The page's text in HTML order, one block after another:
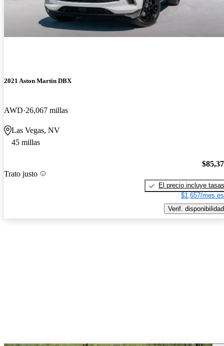
2021 Aston Martin DBX
AWD 26,067 millas
Las Vegas, NV
45 millas
Trato justo
El precio incluye tasas
$1,657/mes
Verif. disponibilidad